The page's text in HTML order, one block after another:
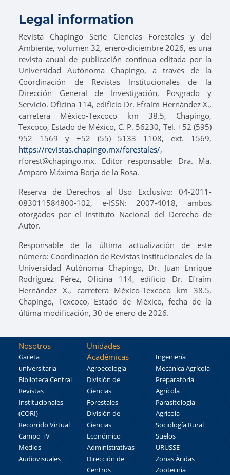
Legal information
Revista Chapingo Serie Ciencias Forestales y del
Ambiente, volumen 32, enero-diciembre 2026, es una
revista anual de publicación continua editada por la
Universidad Autónoma Chapingo, a través de la
Coordinación de Revistas Institucionales de la
Dirección General de Investigación, Posgrado y
Servicio. Oficina 114, edificio Dr. Efraím Hernández X.,
carretera México-Texcoco km 38.5, Chapingo,
Texcoco, Estado de México, C. P. 56230, Tel. +52 (595)
952 1569 y +52 (55) 5133 1108, ext. 1569,
https://revistas.chapingo.mx/forestales/,
rforest@chapingo.mx. Editor responsable: Dra. Ma.
Amparo Máxima Borja de la Rosa.
Reserva de Derechos al Uso Exclusivo: 04-2011-
083011584800-102, e-ISSN: 2007-4018, ambos
otorgados por el Instituto Nacional del Derecho de
Autor.
Responsable de la última actualización de este
número: Coordinación de Revistas Institucionales de la
Universidad Autónoma Chapingo, Dr. Juan Enrique
Rodríguez Pérez, Oficina 114, edificio Dr. Efraím
Hernández X., carretera México-Texcoco km 38.5,
Chapingo, Texcoco, Estado de México, fecha de la
última modificación, 30 de enero de 2026.
Nosotros
Gaceta
universitaria
Biblioteca Central
Revistas
Institucionales
(CORI)
Recorrido Virtual
Campo TV
Medios
Audiovisuales
Unidades
Académicas
Agroecología
División de
Ciencias
Forestales
División de
Ciencias
Económico
Administrativas
Dirección de
Centros
Ingeniería
Mecánica Agrícola
Preparatoria
Agrícola
Parasitología
Agrícola
Sociología Rural
Suelos
URUSSE
Zonas Áridas
Zootecnia